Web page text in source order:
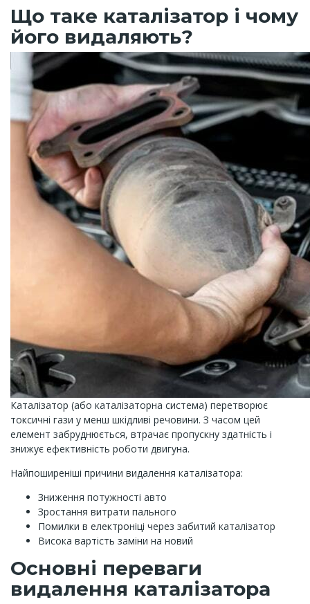
Що таке каталізатор і чому
його видаляють?
Каталізатор (або каталізаторна система) перетворює
токсичні гази у менш шкідливі речовини. З часом цей
елемент забруднюється, втрачає пропускну здатність і
знижує ефективність роботи двигуна.
Найпоширеніші причини видалення каталізатора:
Зниження потужності авто
Зростання витрати пального
Помилки в електроніці через забитий каталізатор
Висока вартість заміни на новий
Основні переваги
видалення каталізатора